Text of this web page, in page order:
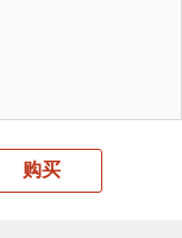
购买